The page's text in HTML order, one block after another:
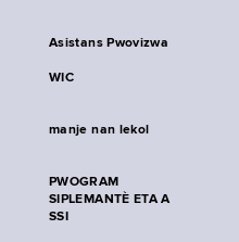
Asistans Pwovizwa
WIC
manje nan lekol
PWOGRAM
SIPLEMANTÈ ETA A
SSI